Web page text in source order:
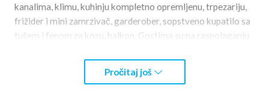
kanalima, klimu, kuhinju kompletno opremljenu, trpezariju,
frižider i mini zamrzivač, garderober, sopstveno kupatilo sa
tušem i fenom za kosu, balkon. Gostima su na raspolaganju
plaže Jaz od koje je udaljena 1,5 km, dok su od plaže Trsteno
i Ploče udaljene 2 km od apartmana.Sveti Stefan je udaljen
Pročitaj još